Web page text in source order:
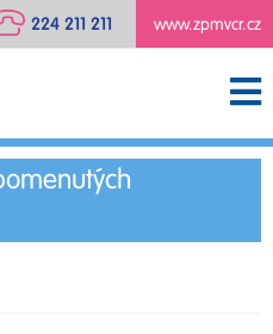
www.zpmvcr.cz
224 211 211